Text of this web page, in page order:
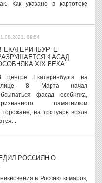
Как указано в картотеке
09:54
ЕКАТЕРИНБУРГЕ
ФАСАД
XIX ВЕКА
центре Екатеринбурга на
8 Марта начал
фасад особняка,
памятником
на тротуаре возле
РОССИЯН О
в Россию комаров,